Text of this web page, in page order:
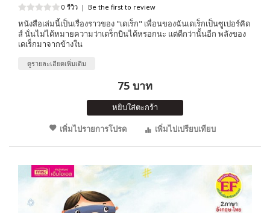
0 รีวิว | Be the first to review
หนังสือเล่มนี้เป็นเรื่องราวของ "เดเร็ก" เพื่อนของฉันเดเร็กเป็นซูเปอร์คิด
ส์ นั่นไม่ได้หมายความว่าเดร็กบินได้หรอกนะ แต่ดีกว่านั้นอีก พลังของ
เดเร็กมาจากข้างใน
ดูรายละเอียดเพิ่มเติม
75 บาท
หยิบใส่ตะกร้า
เพิ่มไปรายการโปรด
เพิ่มไปเปรียบเทียบ